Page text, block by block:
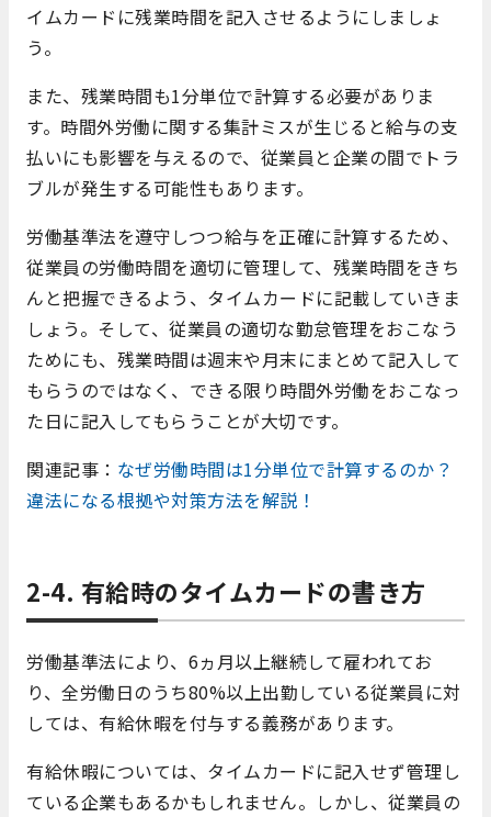
イムカードに残業時間を記入させるようにしましょ
う。
また、残業時間も1分単位で計算する必要がありま
す。時間外労働に関する集計ミスが生じると給与の支
払いにも影響を与えるので、従業員と企業の間でトラ
ブルが発生する可能性もあります。
労働基準法を遵守しつつ給与を正確に計算するため、
従業員の労働時間を適切に管理して、残業時間をきち
んと把握できるよう、タイムカードに記載していきま
しょう。そして、従業員の適切な勤怠管理をおこなう
ためにも、残業時間は週末や月末にまとめて記入して
もらうのではなく、できる限り時間外労働をおこなっ
た日に記入してもらうことが大切です。
関連記事： なぜ労働時間は1分単位で計算するのか？
違法になる根拠や対策方法を解説！
2-4. 有給時のタイムカードの書き方
労働基準法により、6ヵ月以上継続して雇われてお
り、全労働日のうち80%以上出勤している従業員に対
しては、有給休暇を付与する義務があります。
有給休暇については、タイムカードに記入せず管理し
ている企業もあるかもしれません。しかし、従業員の